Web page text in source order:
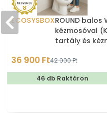
ECOSYSBOXROUND
kézmosóval
tartály és
36 900 Ft42 000 Ft
46 db Raktáron